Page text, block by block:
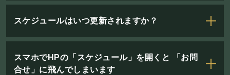
スケジュールはいつ更新されますか？
スマホでHPの「スケジュール」を開くと 「お問
合せ」に飛んでしまいます